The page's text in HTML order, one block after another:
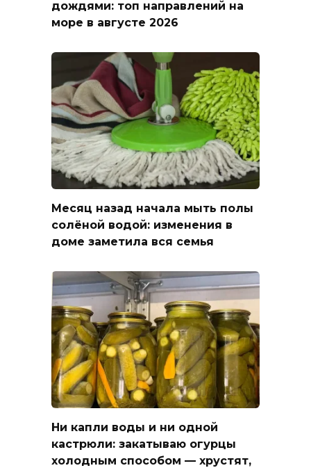
дождями: топ направлений на
море в августе 2026
Месяц назад начала мыть полы
солёной водой: изменения в
доме заметила вся семья
Ни капли воды и ни одной
кастрюли: закатываю огурцы
холодным способом — хрустят,